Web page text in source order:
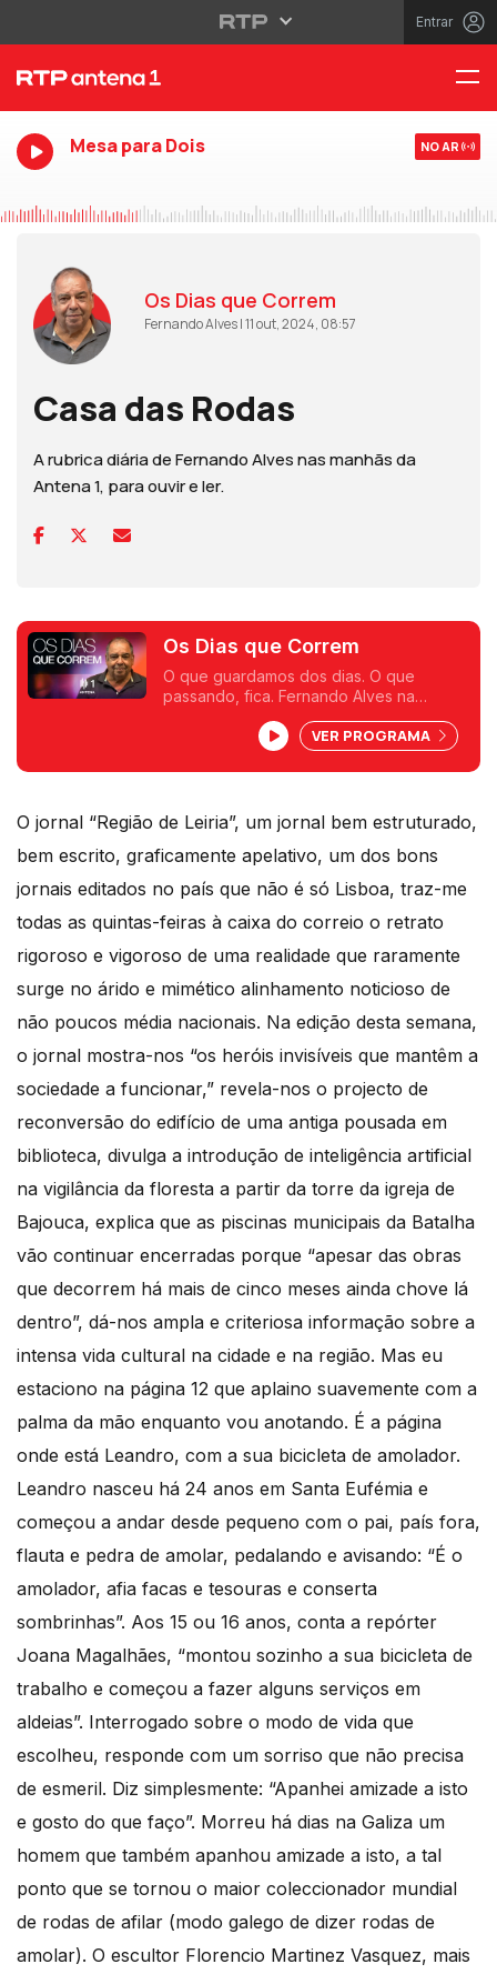
Entrar
Mesa para Dois NO AR
Os Dias que Correm
Fernando Alves | 11 out, 2024, 08:57
Casa das Rodas
A rubrica diária de Fernando Alves nas manhãs da
Antena 1, para ouvir e ler.
Os Dias que Correm
O que guardamos dos dias. O que
passando, fica. Fernando Alves na
VER PROGRAMA
O jornal “Região de Leiria”, um jornal bem estruturado,
bem escrito, graficamente apelativo, um dos bons
jornais editados no país que não é só Lisboa, traz-me
todas as quintas-feiras à caixa do correio o retrato
rigoroso e vigoroso de uma realidade que raramente
surge no árido e mimético alinhamento noticioso de
não poucos média nacionais. Na edição desta semana,
o jornal mostra-nos “os heróis invisíveis que mantêm a
sociedade a funcionar,” revela-nos o projecto de
reconversão do edifício de uma antiga pousada em
biblioteca, divulga a introdução de inteligência artificial
na vigilância da floresta a partir da torre da igreja de
Bajouca, explica que as piscinas municipais da Batalha
vão continuar encerradas porque “apesar das obras
que decorrem há mais de cinco meses ainda chove lá
dentro”, dá-nos ampla e criteriosa informação sobre a
intensa vida cultural na cidade e na região. Mas eu
estaciono na página 12 que aplaino suavemente com a
palma da mão enquanto vou anotando. É a página
onde está Leandro, com a sua bicicleta de amolador.
Leandro nasceu há 24 anos em Santa Eufémia e
começou a andar desde pequeno com o pai, país fora,
flauta e pedra de amolar, pedalando e avisando: “É o
amolador, afia facas e tesouras e conserta
sombrinhas”. Aos 15 ou 16 anos, conta a repórter
Joana Magalhães, “montou sozinho a sua bicicleta de
trabalho e começou a fazer alguns serviços em
aldeias”. Interrogado sobre o modo de vida que
escolheu, responde com um sorriso que não precisa
de esmeril. Diz simplesmente: “Apanhei amizade a isto
e gosto do que faço”. Morreu há dias na Galiza um
homem que também apanhou amizade a isto, a tal
ponto que se tornou o maior coleccionador mundial
de rodas de afilar (modo galego de dizer rodas de
amolar). O escultor Florencio Martinez Vasquez, mais